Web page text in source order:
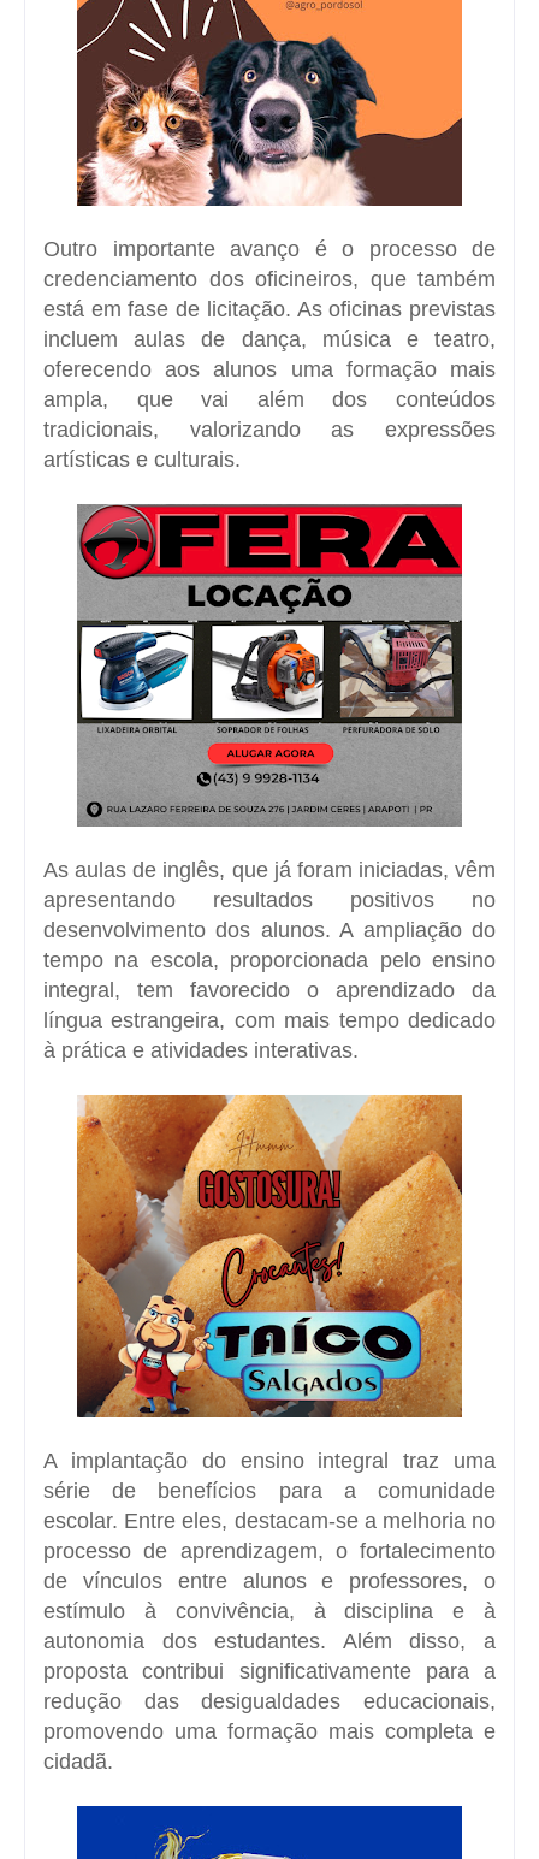
Outro importante avanço é o processo de
credenciamento dos oficineiros, que também
está em fase de licitação. As oficinas previstas
incluem aulas de dança, música e teatro,
oferecendo aos alunos uma formação mais
ampla, que vai além dos conteúdos
tradicionais, valorizando as expressões
artísticas e culturais.
As aulas de inglês, que já foram iniciadas, vêm
apresentando resultados positivos no
desenvolvimento dos alunos. A ampliação do
tempo na escola, proporcionada pelo ensino
integral, tem favorecido o aprendizado da
língua estrangeira, com mais tempo dedicado
à prática e atividades interativas.
A implantação do ensino integral traz uma
série de benefícios para a comunidade
escolar. Entre eles, destacam-se a melhoria no
processo de aprendizagem, o fortalecimento
de vínculos entre alunos e professores, o
estímulo à convivência, à disciplina e à
autonomia dos estudantes. Além disso, a
proposta contribui significativamente para a
redução das desigualdades educacionais,
promovendo uma formação mais completa e
cidadã.